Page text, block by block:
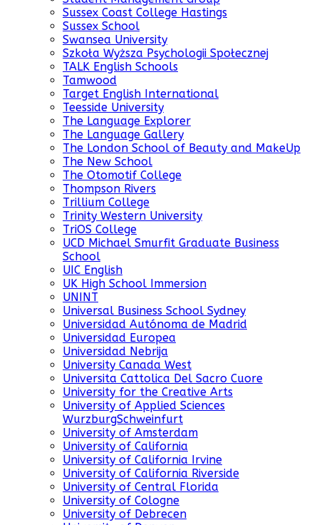
Sussex Coast College Hastings
Sussex School
Swansea University
Szkoła Wyższa Psychologii Społecznej
TALK English Schools
Tamwood
Target English International
Teesside University
The Language Explorer
The Language Gallery
The London School of Beauty and MakeUp
The New School
The Otomotif College
Thompson Rivers
Trillium College
Trinity Western University
TriOS College
UCD Michael Smurfit Graduate Business
School
UIC English
UK High School Immersion
UNINT
Universal Business School Sydney
Universidad Autónoma de Madrid
Universidad Europea
Universidad Nebrija
University Canada West
Universita Cattolica Del Sacro Cuore
University for the Creative Arts
University of Applied Sciences
WurzburgSchweinfurt
University of Amsterdam
University of California
University of California Irvine
University of California Riverside
University of Central Florida
University of Cologne
University of Debrecen